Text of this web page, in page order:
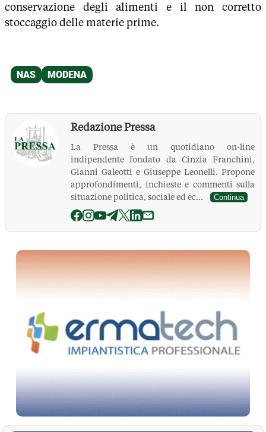
conservazione degli alimenti e il non corretto
stoccaggio delle materie prime.
Redazione Pressa
La Pressa è un quotidiano on-line
indipendente fondato da Cinzia Franchini,
Gianni Galeotti e Giuseppe Leonelli. Propone
approfondimenti, inchieste e commenti sulla
situazione politica, sociale ed ec...
Continua
La Pressa